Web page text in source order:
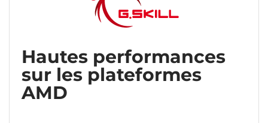
Hautes performances
sur les plateformes
AMD